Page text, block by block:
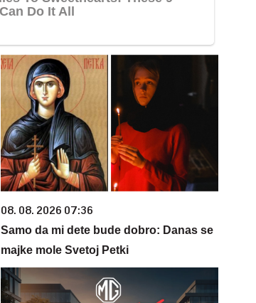
08. 08. 2026 07:36
Samo da mi dete bude dobro: Danas se
majke mole Svetoj Petki